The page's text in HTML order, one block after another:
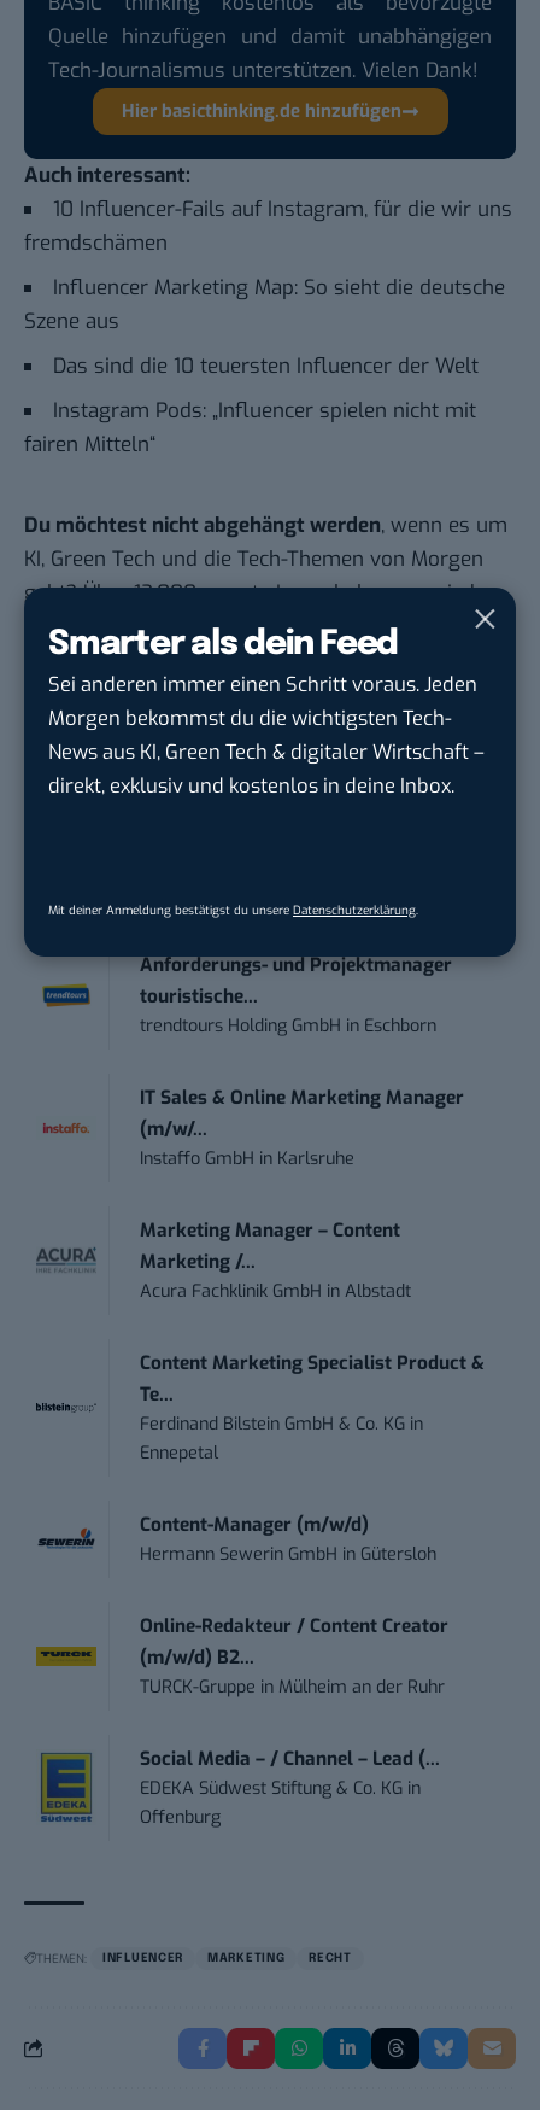
Smarter als dein Feed
Sei anderen immer einen Schritt voraus. Jeden
Morgen bekommst du die wichtigsten Tech-
News aus KI, Green Tech & digitaler Wirtschaft –
direkt, exklusiv und kostenlos in deine Inbox.
Mit deiner Anmeldung bestätigst du unsere Datenschutzerklärung.
Quelle hinzufügen und damit unabhängigen
Tech-Journalismus unterstützen. Vielen Dank!
Hier basicthinking.de hinzufügen
Auch interessant:
10 Influencer-Fails auf Instagram, für die wir uns
fremdschämen
Influencer Marketing Map: So sieht die deutsche
Szene aus
Das sind die 10 teuersten Influencer der Welt
Instagram Pods: „Influencer spielen nicht mit
fairen Mitteln“
Du möchtest nicht abgehängt werden, wenn es um
KI, Green Tech und die Tech-Themen von Morgen
geht? Über 12.000 smarte Leser bekommen jeden
Tag UPDATE, unser Tech-Briefing mit den
wichtigsten News des Tages – und sichern sich
damit ihren Vorsprung.Hier kannst du dich
kostenlos anmelden.
STELLENANZEIGEN
Anforderungs- und Projektmanager
touristische...
trendtours Holding GmbH in Eschborn
IT Sales & Online Marketing Manager
(m/w/...
Instaffo GmbH in Karlsruhe
Marketing Manager – Content
Marketing /...
Acura Fachklinik GmbH inAlbstadt
Content Marketing Specialist Product &
Te...
Ferdinand Bilstein GmbH & Co. KG in
Ennepetal
Content-Manager (m/w/d)
Hermann Sewerin GmbH in Gütersloh
Online-Redakteur / Content Creator
(m/w/d) B2...
TURCK-Gruppe in Mülheim an der Ruhr
Social Media – / Channel – Lead (...
EDEKA Südwest Stiftung & Co. KG in
Offenburg
THEMEN: INFLUENCER MARKETING RECHT